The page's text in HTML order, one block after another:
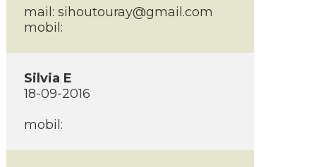
mail: sihoutouray@gmail.com
mobil:
Silvia E
18-09-2016
mobil: